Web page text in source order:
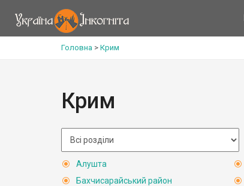
Головна > Крим
Крим
Алушта
Бахчисарайський район